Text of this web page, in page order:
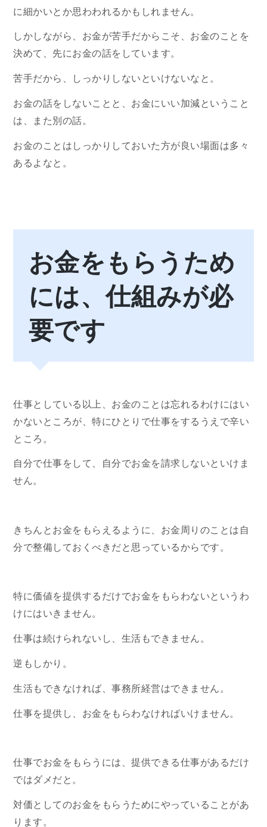
に細かいとか思わわれるかもしれません。
しかしながら、お金が苦手だからこそ、お金のことを
決めて、先にお金の話をしています。
苦手だから、しっかりしないといけないなと。
お金の話をしないことと、お金にいい加減ということ
は、また別の話。
お金のことはしっかりしておいた方が良い場面は多々
あるよなと。
お金をもらうため
には、仕組みが必
要です
仕事としている以上、お金のことは忘れるわけにはい
かないところが、特にひとりで仕事をするうえで辛い
ところ。
自分で仕事をして、自分でお金を請求しないといけま
せん。
きちんとお金をもらえるように、お金周りのことは自
分で整備しておくべきだと思っているからです。
特に価値を提供するだけでお金をもらわないというわ
けにはいきません。
仕事は続けられないし、生活もできません。
逆もしかり。
生活もできなければ、事務所経営はできません。
仕事を提供し、お金をもらわなければいけません。
仕事でお金をもらうには、提供できる仕事があるだけ
ではダメだと。
対価としてのお金をもらうためにやっていることがあ
ります。